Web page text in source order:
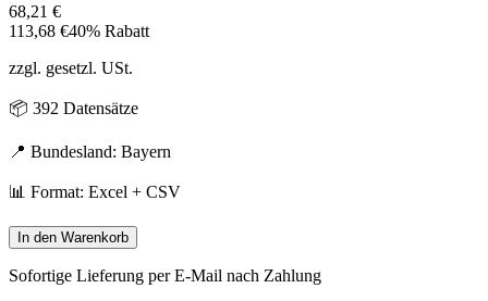
68,21 €
113,68 €40% Rabatt
zzgl. gesetzl. USt.
📦 392 Datensätze
📍 Bundesland: Bayern
📊 Format: Excel + CSV
In den Warenkorb
Sofortige Lieferung per E-Mail nach Zahlung